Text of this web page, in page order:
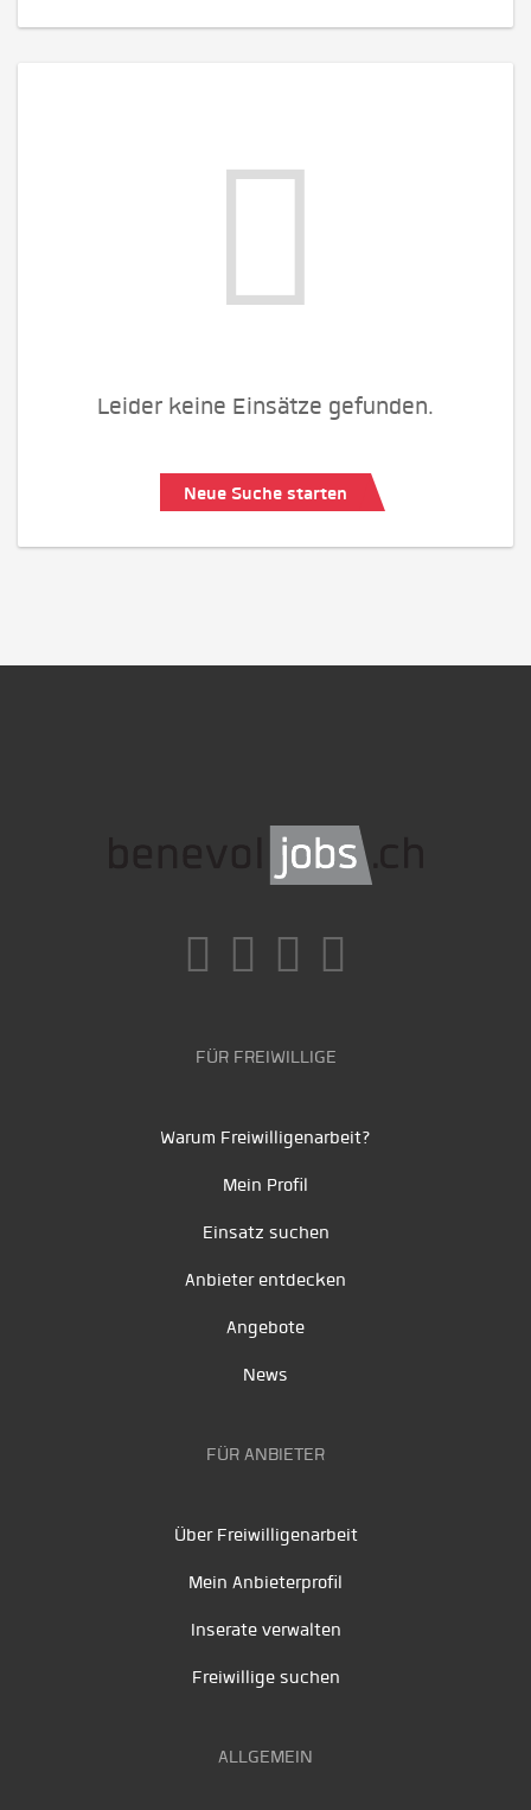
Leider keine Einsätze gefunden.
Neue Suche starten
FÜR FREIWILLIGE
Warum Freiwilligenarbeit?
Mein Profil
Einsatz suchen
Anbieter entdecken
Angebote
News
FÜR ANBIETER
Über Freiwilligenarbeit
Mein Anbieterprofil
Inserate verwalten
Freiwillige suchen
ALLGEMEIN